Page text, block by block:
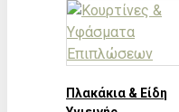
Πλακάκια & Είδη